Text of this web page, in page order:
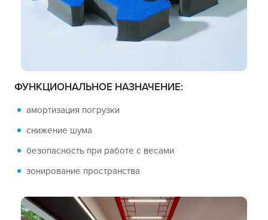
ФУНКЦИОНАЛЬНОЕ НАЗНАЧЕНИЕ:
амортизация погрузки
снижение шума
безопасность при работе с весами
зонирование пространства